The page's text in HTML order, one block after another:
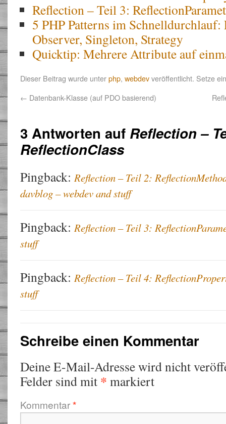
Reflection – Teil 3:
5 PHP Patterns im Schnelldurchlauf:
Observer, Singleton, Strategy
Quicktip: Mehrere Attribute auf
Dieser Beitrag wurde unterphp, webdevveröffentlicht. Setze
← Datenbank-Klasse (auf PDO basierend)
3 Antworten auf Reflection –
ReflectionClass
Pingback:Reflection – Teil 2:
davblog – webdev and stuff
Pingback:Reflection – Teil 3:
stuff
Pingback:Reflection – Teil 4:
stuff
Schreibe einen Kommentar
Deine E-Mail-Adresse wird nicht
Felder sind mit * markiert
Kommentar*